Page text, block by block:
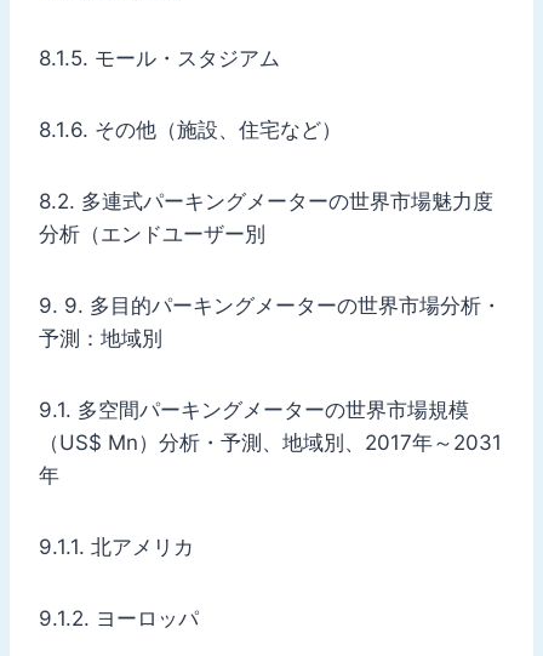
8.1.5. モール・スタジアム
8.1.6. その他（施設、住宅など）
8.2. 多連式パーキングメーターの世界市場魅力度
分析（エンドユーザー別
9. 9. 多目的パーキングメーターの世界市場分析・
予測：地域別
9.1. 多空間パーキングメーターの世界市場規模
（US$ Mn）分析・予測、地域別、2017年～2031
年
9.1.1. 北アメリカ
9.1.2. ヨーロッパ